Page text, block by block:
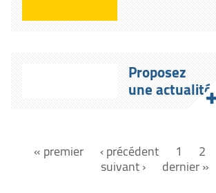
Proposez
une actualité
« premier ‹ précédent 1 2
suivant › dernier »